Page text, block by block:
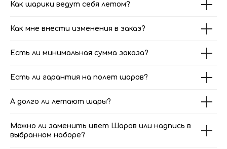
Как шарики ведут себя летом?
Как мне внести изменения в заказ?
Есть ли минимальная сумма заказа?
Есть ли гарантия на полет шаров?
А долго ли летают шары?
Можно ли заменить цвет Шаров или надпись в
выбранном наборе?